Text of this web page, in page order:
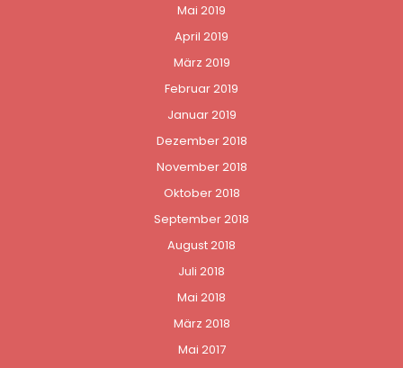
Mai 2019
April 2019
März 2019
Februar 2019
Januar 2019
Dezember 2018
November 2018
Oktober 2018
September 2018
August 2018
Juli 2018
Mai 2018
März 2018
Mai 2017